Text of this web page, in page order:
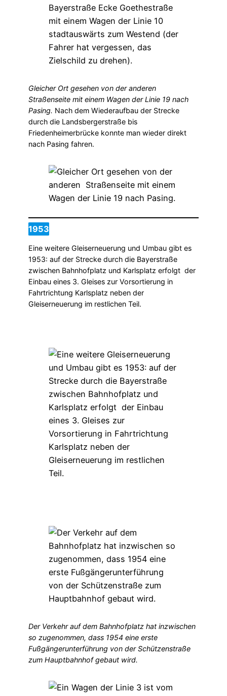
Gleicher Ort gesehen von der anderen
Straßenseite mit einem Wagen der Linie 19 nach
Pasing. Nach dem Wiederaufbau der Strecke
durch die Landsbergerstraße bis
Friedenheimerbrücke konnte man wieder direkt
nach Pasing fahren.
1953
Eine weitere Gleiserneuerung und Umbau gibt es
1953: auf der Strecke durch die Bayerstraße
zwischen Bahnhofplatz und Karlsplatz erfolgt der
Einbau eines 3. Gleises zur Vorsortierung in
Fahrtrichtung Karlsplatz neben der
Gleiserneuerung im restlichen Teil.
Der Verkehr auf dem Bahnhofplatz hat inzwischen
so zugenommen, dass 1954 eine erste
Fußgängerunterführung von der Schützenstraße
zum Hauptbahnhof gebaut wird.